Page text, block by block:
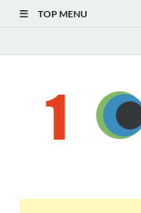
TOP MENU